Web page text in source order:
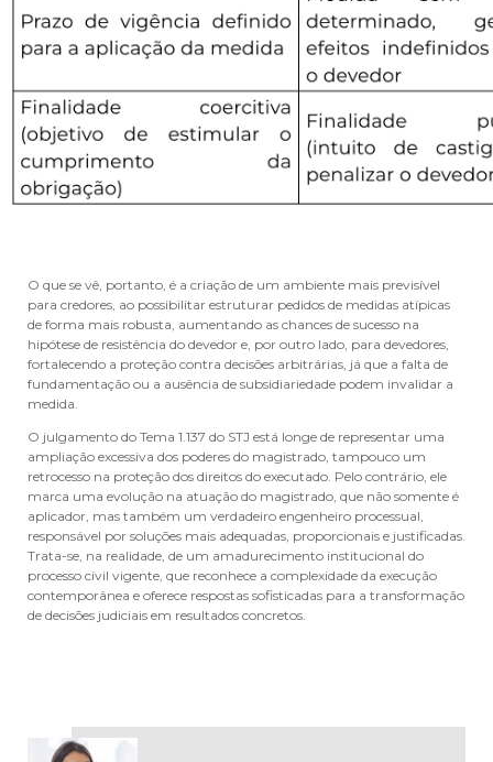
O que se vê, portanto, é a criação de um ambiente mais previsível
para credores, ao possibilitar estruturar pedidos de medidas atípicas
de forma mais robusta, aumentando as chances de sucesso na
hipótese de resistência do devedor e, por outro lado, para devedores,
fortalecendo a proteção contra decisões arbitrárias, já que a falta de
fundamentação ou a ausência de subsidiariedade podem invalidar a
medida.
O julgamento do Tema 1.137 do STJ está longe de representar uma
ampliação excessiva dos poderes do magistrado, tampouco um
retrocesso na proteção dos direitos do executado. Pelo contrário, ele
marca uma evolução na atuação do magistrado, que não somente é
aplicador, mas também um verdadeiro engenheiro processual,
responsável por soluções mais adequadas, proporcionais e justificadas.
Trata-se, na realidade, de um amadurecimento institucional do
processo civil vigente, que reconhece a complexidade da execução
contemporânea e oferece respostas sofisticadas para a transformação
de decisões judiciais em resultados concretos.